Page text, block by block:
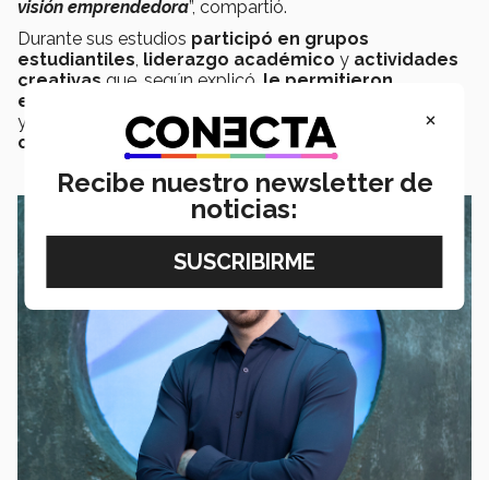
visión emprendedora”, compartió.
Durante sus estudios participó en grupos
estudiantiles, liderazgo académico y actividades
creativas que, según explicó, le permitieron
explorar distintas facetas
y
fortalecer su interéspor desarrollar
proyectos
con impacto cultural.
×
Recibe nuestro newsletter de
noticias: